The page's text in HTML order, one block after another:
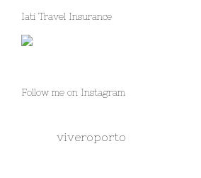
Iati Travel Insurance
Follow me on Instagram
viveroporto